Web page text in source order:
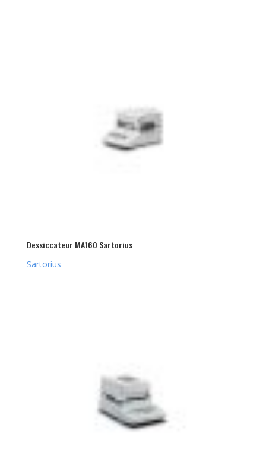
Dessiccateur MA160 Sartorius
Sartorius